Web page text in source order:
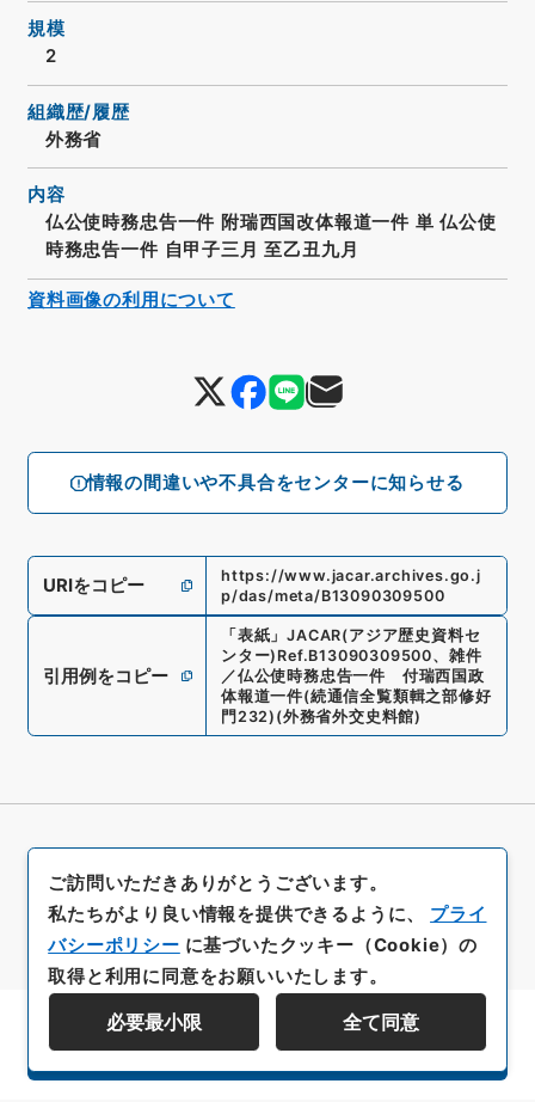
情報の間違いや不具合をセンターに知らせる
規模
2
組織歴/履歴
外務省
内容
仏公使時務忠告一件 附瑞西国改体報道一件 単 仏公使
時務忠告一件 自甲子三月 至乙丑九月
URIをコピー
https://www.jacar.archives.go.j
p/das/meta/B13090309500
引用例をコピー
「 表紙 」JACAR(アジア歴史資料セ
ンター) Ref.B13090309500、 雑件
／仏公使時務忠告一件 付瑞西国政
体報道一件(続通信全覧類輯之部修好
門232) (外務省外交史料館)
資料画像の利用について
資料群階層を表示する
ご訪問いただきありがとうございます。
私たちがより良い情報を提供できるように、 プライ
バシーポリシー に基づいたクッキー（Cookie）の
取得と利用に同意をお願いいたします。
必要最小限 全て同意